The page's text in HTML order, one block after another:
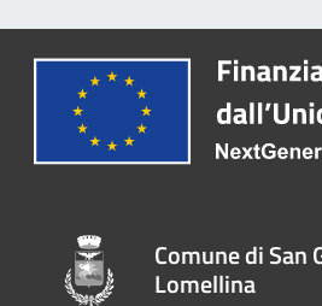
Comune di San
Lomellina